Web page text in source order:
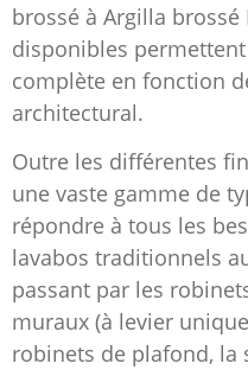
brossé à Argilla brossé
disponibles
complète en fonction
architectural.
Outre les différentes
une vaste gamme de
répondre à tous les
lavabos traditionnels
passant par les
muraux (à levier
robinets de plafond, la